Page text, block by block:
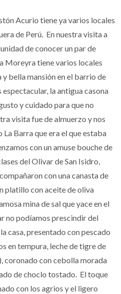
Acurio tiene ya varios locales
de Perú. En nuestra visita a
de conocer un par de
Moreyra tiene varios locales
bella mansión en el barrio de
espectacular, la antigua casona
y cuidado para que no
visita fue de almuerzo y nos
Barra que era el que estaba
con un amuse bouche de
del Olivar de San Isidro,
con una canasta de
platillo con aceite de oliva
mina de sal que yace en el
no podíamos prescindir del
casa, presentado con pescado
en tempura, leche de tigre de
coronado con cebolla morada
de choclo tostado. El toque
con los agrios y el ligero